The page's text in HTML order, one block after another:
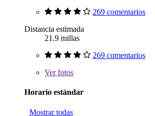
269 comentarios
Distancia estimada
21.9 millas
269 comentarios
Verfotos
Horario estándar
Mostrar todas